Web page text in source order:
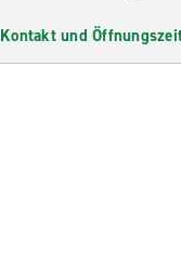
Kontakt und